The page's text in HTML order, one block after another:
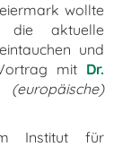
wollte
aktuelle
und
mit Dr.
Institut für